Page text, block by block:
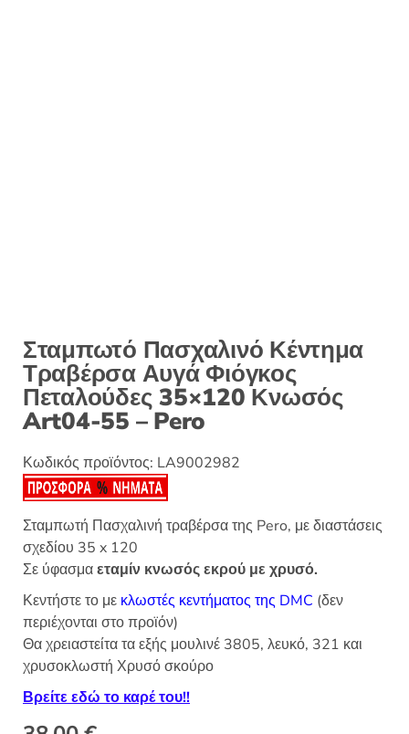
Σταμπωτό Πασχαλινό Κέντημα
Τραβέρσα Αυγά Φιόγκος
Πεταλούδες 35×120 Κνωσός
Art04-55 – Pero
Κωδικός προϊόντος: LA9002982
Σταμπωτή Πασχαλινή τραβέρσα της Pero, με διαστάσεις
σχεδίου 35 x 120
Σε ύφασμαεταμίν κνωσός εκρού με χρυσό.
Κεντήστε το με κλωστές κεντήματος της DMC (δεν
περιέχονται στο προϊόν)
Θα χρειαστείτα τα εξής μουλινέ 3805, λευκό, 321 και
χρυσοκλωστή Χρυσό σκούρο
Βρείτε εδώ το καρέ του!!